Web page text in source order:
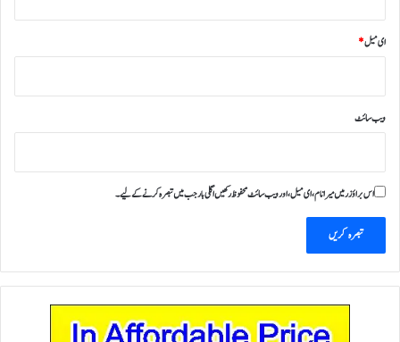
ای میل*
ویب‌ سائٹ
اس براؤزر میں میرا نام، ای میل، اور ویب سائٹ محفوظ رکھیں اگلی بار جب میں تبصرہ کرنے کےلیے۔